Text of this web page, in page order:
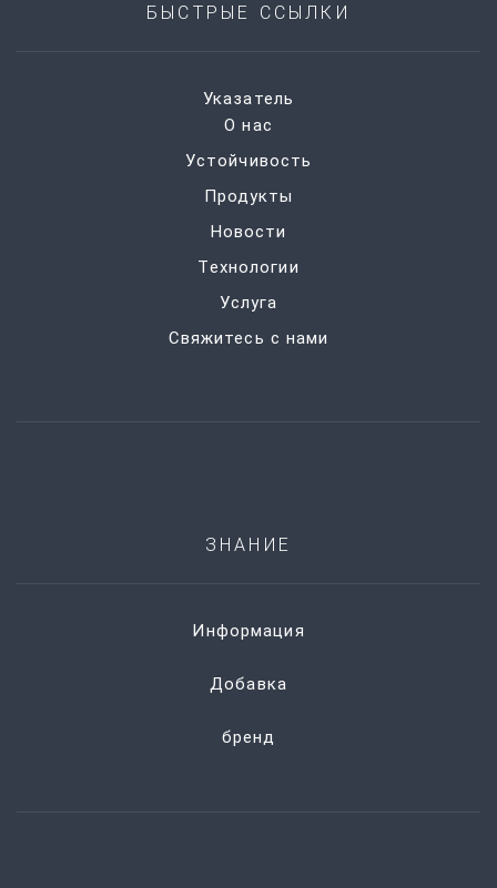
БЫСТРЫЕ ССЫЛКИ
Указатель
О нас
Устойчивость
Продукты
Новости
Технологии
Услуга
Свяжитесь с нами
ЗНАНИЕ
Информация
Добавка
бренд